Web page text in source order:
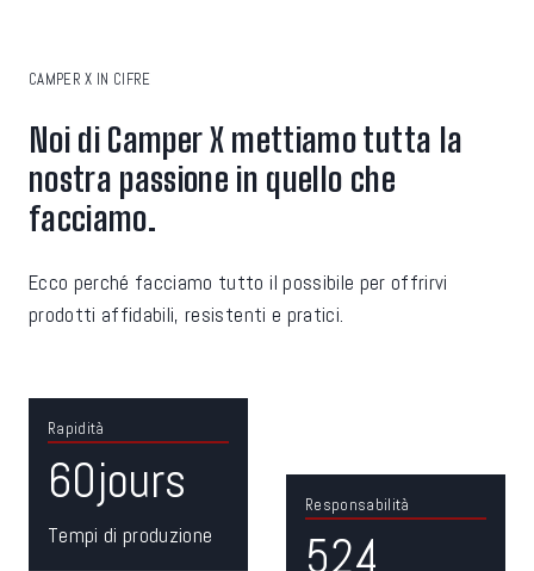
CAMPER X IN CIFRE
Noi di Camper X mettiamo tutta la
nostra passione in quello che
facciamo.
Ecco perché facciamo tutto il possibile per offrirvi
prodotti affidabili, resistenti e pratici.
Rapidità
6
0
j
60jours
Tempi di produzione
Responsabilità
5
524